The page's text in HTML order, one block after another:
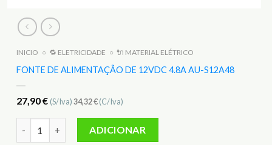
INICIO ○ 🔁 ELETRICIDADE ○ 🔌 MATERIAL ELÉTRICO
FONTE DE ALIMENTAÇÃO DE 12VDC 4.8A AU-S12A48
27,90€ (S/Iva)34,32€(C/Iva)
ADICIONAR